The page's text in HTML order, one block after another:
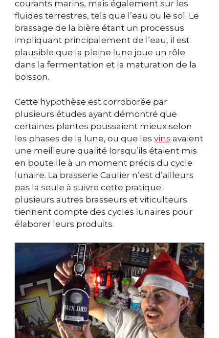
courants marins, mais également sur les
fluides terrestres, tels que l’eau ou le sol. Le
brassage de la bière étant un processus
impliquant principalement de l’eau, il est
plausible que la pleine lune joue un rôle
dans la fermentation et la maturation de la
boisson.
Cette hypothèse est corroborée par
plusieurs études ayant démontré que
certaines plantes poussaient mieux selon
les phases de la lune, ou que les vins avaient
une meilleure qualité lorsqu’ils étaient mis
en bouteille à un moment précis du cycle
lunaire. La brasserie Caulier n’est d’ailleurs
pas la seule à suivre cette pratique :
plusieurs autres brasseurs et viticulteurs
tiennent compte des cycles lunaires pour
élaborer leurs produits.